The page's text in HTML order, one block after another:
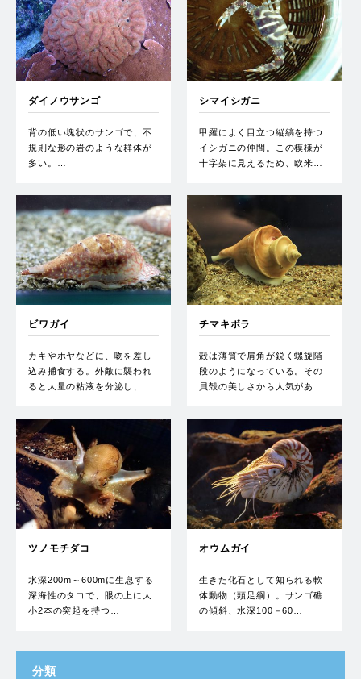
ダイノウサンゴ
背の低い塊状のサンゴで、不
規則な形の岩のような群体が
多い。…
シマイシガニ
甲羅によく目立つ縦縞を持つ
イシガニの仲間。この模様が
十字架に見えるため、欧米…
ビワガイ
カキやホヤなどに、吻を差し
込み捕食する。外敵に襲われ
ると大量の粘液を分泌し、…
チマキボラ
殻は薄質で肩角が鋭く螺旋階
段のようになっている。その
貝殻の美しさから人気があ…
ツノモチダコ
水深200m～600mに生息する
深海性のタコで、眼の上に大
小2本の突起を持つ…
オウムガイ
生きた化石として知られる軟
体動物（頭足綱）。サンゴ礁
の傾斜、水深100－60…
分類